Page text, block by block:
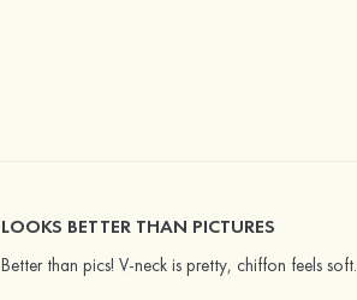
LOOKS BETTER THAN PICTURES
Better than pics! V-neck is pretty, chiffon feels soft.